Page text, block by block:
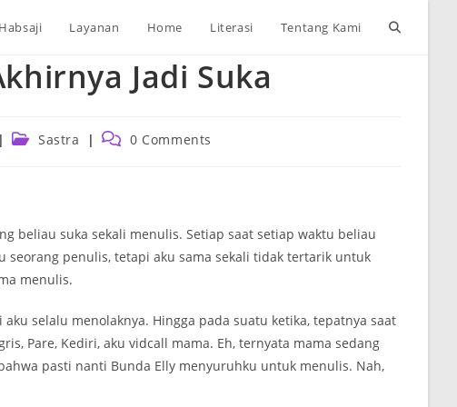
Habsaji Layanan Home Literasi Tentang Kami Toggle
Jadi Suka
PostSastra
Post 0 Comments
beliau suka sekali menulis. Setiap saat setiap waktu beliau
penulis, tetapi aku sama sekali tidak tertarik untuk
menulis.
selalu menolaknya. Hingga pada suatu ketika, tepatnya saat
Pare, Kediri, aku vidcall mama. Eh, ternyata mama sedang
pasti nanti Bunda Elly menyuruhku untuk menulis. Nah,